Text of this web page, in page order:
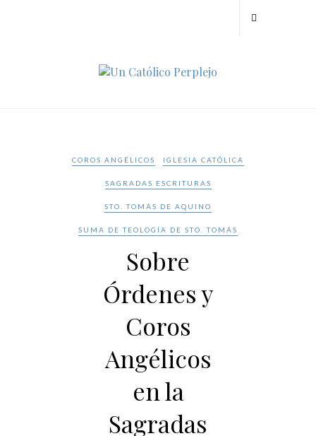
COROS ANGÉLICOS IGLESIA CATÓLICA
SAGRADAS ESCRITURAS
STO. TOMÁS DE AQUINO
SUMA DE TEOLOGÍA DE STO. TOMÁS
Sobre
Órdenes y
Coros
Angélicos
en la
Sagradas